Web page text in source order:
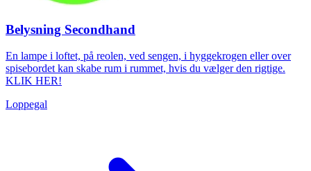
Belysning Secondhand
En lampe i loftet, på reolen, ved sengen, i hyggekrogen eller over
spisebordet kan skabe rum i rummet, hvis du vælger den rigtige.
KLIK HER!
Loppegal